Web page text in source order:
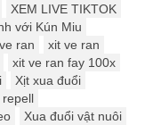
XEM LIVE TIKTOK
với Kún Miu
ran
xit ve ran
xit ve ran fay 100x
Xịt xua đuổi
repell
Xua đuổi vật nuôi